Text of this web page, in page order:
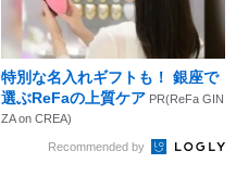
特別な名入れギフトも！ 銀座で
選ぶReFaの上質ケア PR(ReFa GIN
ZA on CREA)
Recommended by